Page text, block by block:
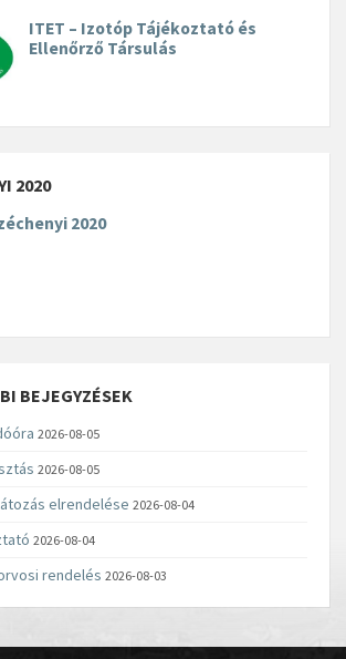
ITET – Izotóp Tájékoztató és
Ellenőrző Társulás
2020
2020
BEJEGYZÉSEK
2026-08-05
2026-08-05
elrendelése 2026-08-04
2026-08-04
rendelés 2026-08-03